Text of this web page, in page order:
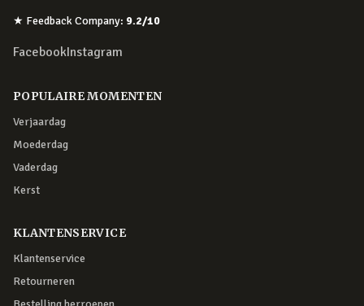
★ Feedback Company: 9.2/10
FacebookInstagram
POPULAIRE MOMENTEN
Verjaardag
Moederdag
Vaderdag
Kerst
KLANTENSERVICE
Klantenservice
Retourneren